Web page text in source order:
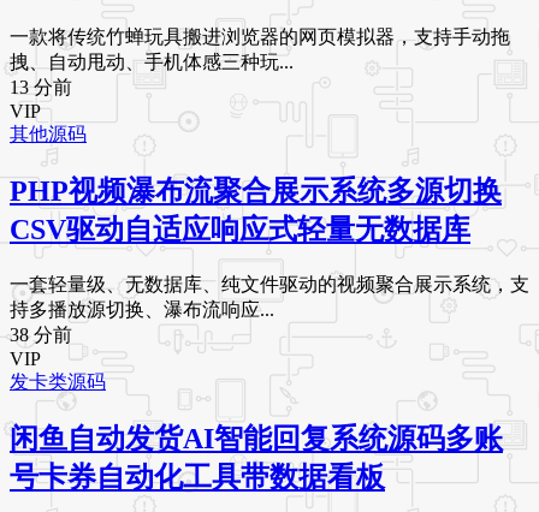
一款将传统竹蝉玩具搬进浏览器的网页模拟器，支持手动拖
拽、自动甩动、手机体感三种玩...
13 分前
VIP
其他源码
PHP视频瀑布流聚合展示系统多源切换
CSV驱动自适应响应式轻量无数据库
一套轻量级、无数据库、纯文件驱动的视频聚合展示系统，支
持多播放源切换、瀑布流响应...
38 分前
VIP
发卡类源码
闲鱼自动发货AI智能回复系统源码多账
号卡券自动化工具带数据看板